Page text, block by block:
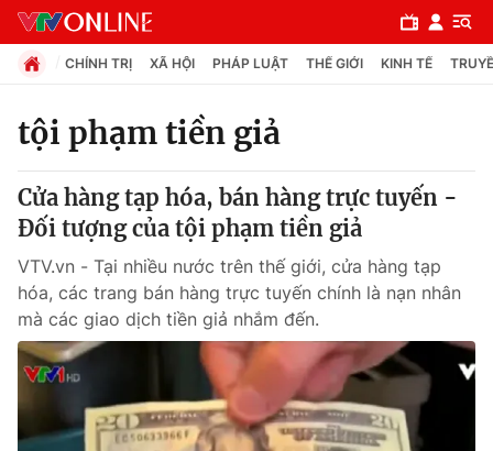
Chuyên mục
Chính trị
Xã hội
Pháp luật
Y tế
CHÍNH TRỊ XÃ HỘI PHÁP LUẬT THẾ GIỚI KINH TẾ
tội phạm tiền giả
Cửa hàng tạp hóa, bán hàng trực tuyến -
Đối tượng của tội phạm tiền giả
VTV.vn - Tại nhiều nước trên thế giới, cửa hàng tạp
hóa, các trang bán hàng trực tuyến chính là nạn nhân
mà các giao dịch tiền giả nhắm đến.